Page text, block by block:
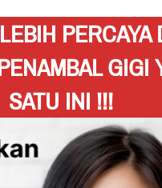
PERCAYA
GIGI
SATU INI !!!